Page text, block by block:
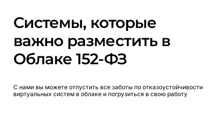
Системы, которые
важно разместить в
Облаке 152-ФЗ
С нами вы можете отпустить все заботы по отказоустойчивости
виртуальных систем в облаке и погрузиться в свою работу